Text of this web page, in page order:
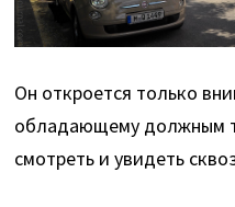
Он откроется только
обладающему должным
смотреть и увидеть